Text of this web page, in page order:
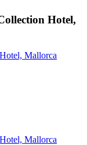
Hotel,
Mallorca
Mallorca